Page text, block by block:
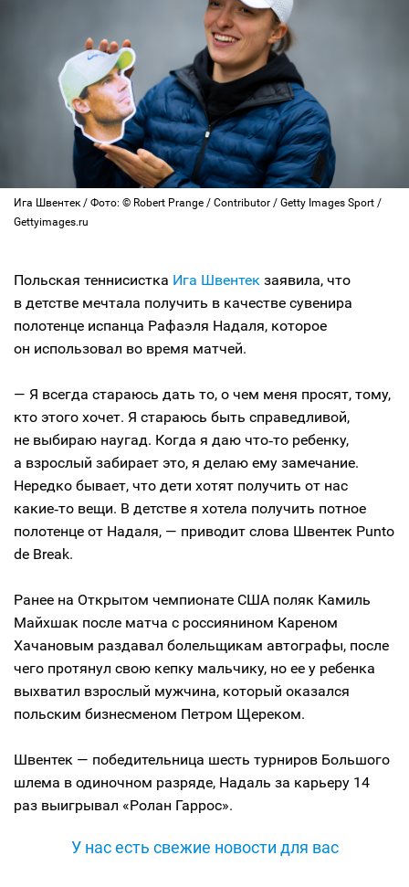
Ига Швентек / Фото: © Robert Prange / Contributor / Getty Images Sport /
Gettyimages.ru
Польская теннисистка Ига Швентек заявила, что
в детстве мечтала получить в качестве сувенира
полотенце испанца Рафаэля Надаля, которое
он использовал во время матчей.
— Я всегда стараюсь дать то, о чем меня просят, тому,
кто этого хочет. Я стараюсь быть справедливой,
не выбираю наугад. Когда я даю что‑то ребенку,
а взрослый забирает это, я делаю ему замечание.
Нередко бывает, что дети хотят получить от нас
какие‑то вещи. В детстве я хотела получить потное
полотенце от Надаля, — приводит слова Швентек Punto
de Break.
Ранее на Открытом чемпионате США поляк Камиль
Майхшак после матча с россиянином Кареном
Хачановым раздавал болельщикам автографы, после
чего протянул свою кепку мальчику, но ее у ребенка
выхватил взрослый мужчина, который оказался
польским бизнесменом Петром Щереком.
Швентек — победительница шесть турниров Большого
шлема в одиночном разряде, Надаль за карьеру 14
раз выигрывал «Ролан Гаррос».
У нас есть свежие новости для вас